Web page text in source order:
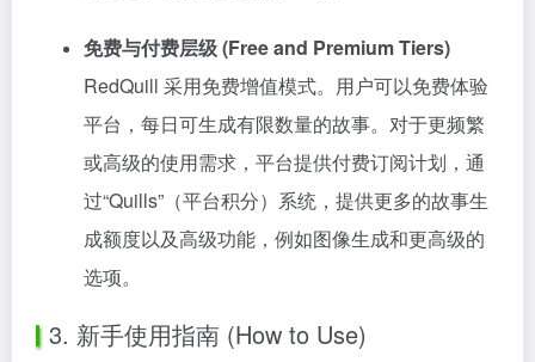
免费与付费层级 (Free and Premium Tiers)
RedQuill 采用免费增值模式。用户可以免费体验
平台，每日可生成有限数量的故事。对于更频繁
或高级的使用需求，平台提供付费订阅计划，通
过“Quills”（平台积分）系统，提供更多的故事生
成额度以及高级功能，例如图像生成和更高级的
选项。
3. 新手使用指南 (How to Use)